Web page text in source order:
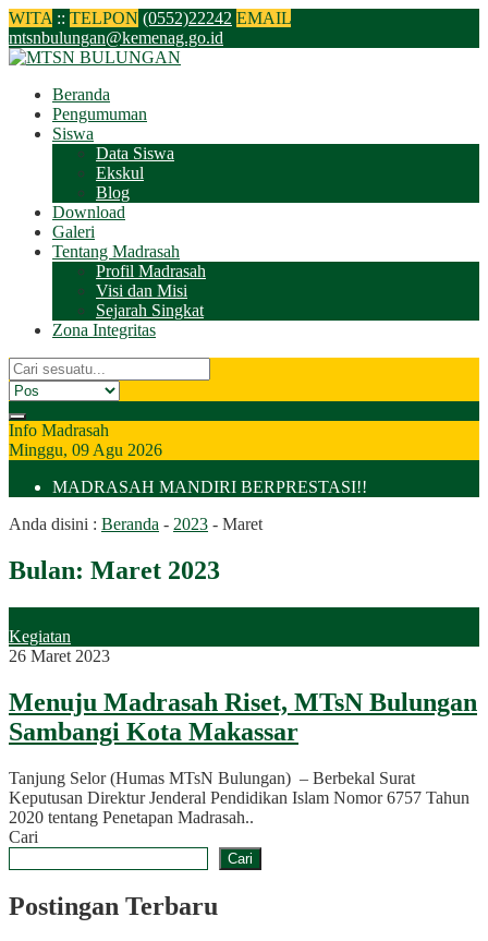
WITA :: TELPON (0552)22242 EMAIL
mtsnbulungan@kemenag.go.id
Beranda
Pengumuman
Siswa
Data Siswa
Ekskul
Blog
Download
Galeri
Tentang Madrasah
Profil Madrasah
Visi dan Misi
Sejarah Singkat
Zona Integritas
Info Madrasah
Minggu, 09 Agu 2026
MADRASAH MANDIRI BERPRESTASI!!
Anda disini : Beranda - 2023 - Maret
Bulan: Maret 2023
Kegiatan
26 Maret 2023
Menuju Madrasah Riset, MTsN Bulungan
Sambangi Kota Makassar
Tanjung Selor (Humas MTsN Bulungan) – Berbekal Surat
Keputusan Direktur Jenderal Pendidikan Islam Nomor 6757 Tahun
2020 tentang Penetapan Madrasah..
Cari
Cari
Postingan Terbaru